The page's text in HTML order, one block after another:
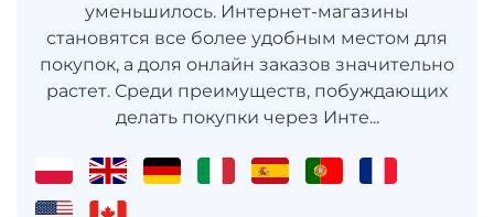
уменьшилось. Интернет-магазины
становятся все более удобным местом для
покупок, а доля онлайн заказов значительно
растет. Среди преимуществ, побуждающих
делать покупки через Инте...